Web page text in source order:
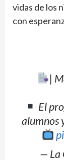
vidas de los
con
|
El
alumnos
— La